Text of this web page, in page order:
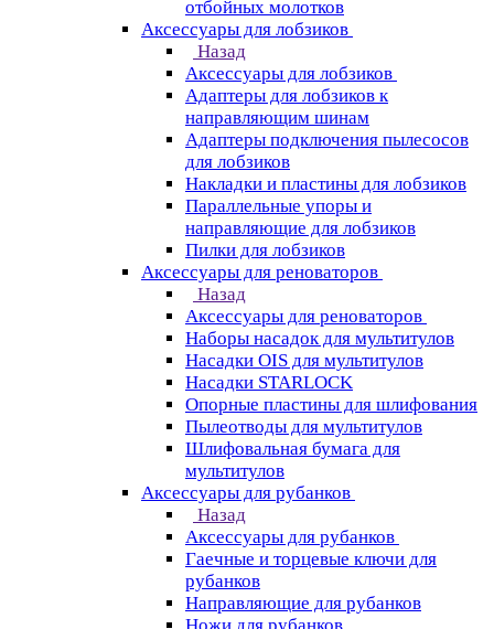
отбойных молотков
Аксессуары для лобзиков
Назад
Аксессуары для лобзиков
Адаптеры для лобзиков к
направляющим шинам
Адаптеры подключения пылесосов
для лобзиков
Накладки и пластины для лобзиков
Параллельные упоры и
направляющие для лобзиков
Пилки для лобзиков
Аксессуары для реноваторов
Назад
Аксессуары для реноваторов
Наборы насадок для мультитулов
Насадки OIS для мультитулов
Насадки STARLOCK
Опорные пластины для шлифования
Пылеотводы для мультитулов
Шлифовальная бумага для
мультитулов
Аксессуары для рубанков
Назад
Аксессуары для рубанков
Гаечные и торцевые ключи для
рубанков
Направляющие для рубанков